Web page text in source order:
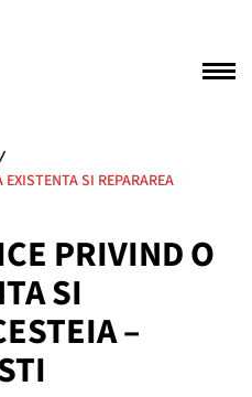
SI REPARAREA
PRIVIND O
SI
–